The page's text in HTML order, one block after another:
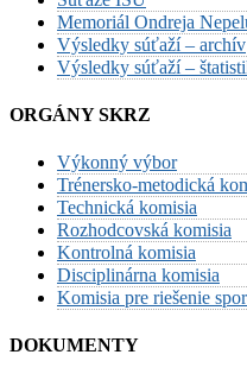
Memoriál Ondreja
Výsledky súťaží – archív
Výsledky súťaží –
ORGÁNY SKRZ
Výkonný výbor
Trénersko-metodická
Technická komisia
Rozhodcovská komisia
Kontrolná komisia
Disciplinárna komisia
Komisia pre riešenie
DOKUMENTY